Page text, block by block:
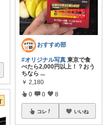
おすすめ部
#オリジナル写真 東京で食
べたら2,000円以上！？おう
ちなら ...
￥ 2,180
0 0 8
コレ いいね